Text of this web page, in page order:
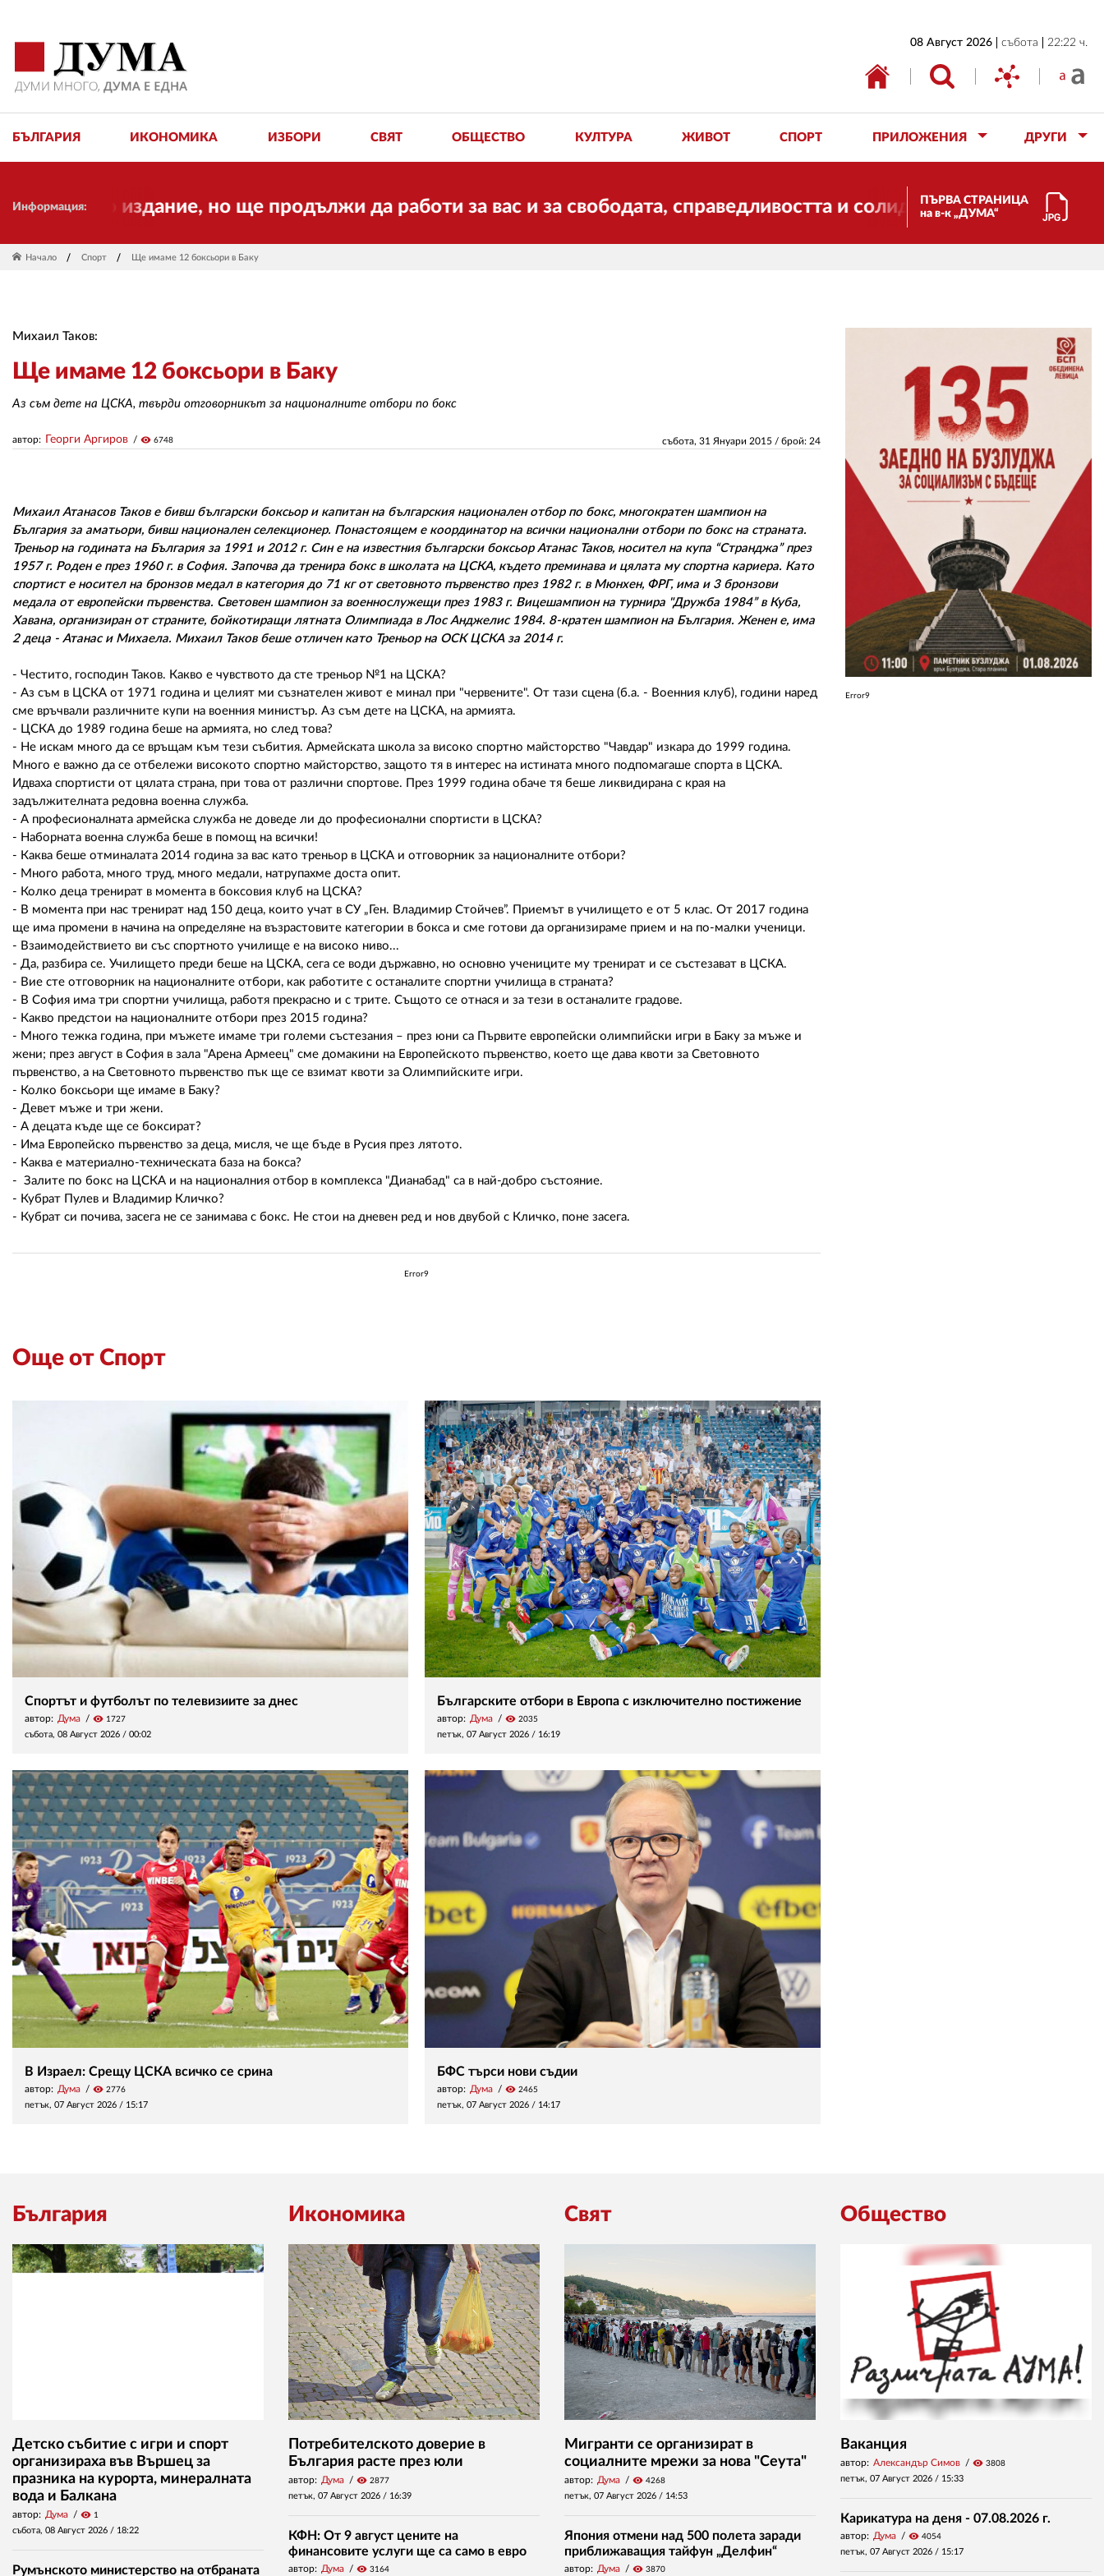
08 Август 2026 събота 22:22 ч.
БЪЛГАРИЯ ИКОНОМИКА ИЗБОРИ СВЯТ ОБЩЕСТВО КУЛТУРА ЖИВОТ СПОРТ ПРИЛОЖЕНИЯ ДРУГИ
Информация:
издание, но ще продължи да работи за вас и за свободата, справедливостта и солидарността. Благодарим ви
ПЪРВА СТРАНИЦА
на в-к „ДУМА“
Начало Спорт Ще имаме 12 боксьори в Баку
Михаил Таков:
Ще имаме 12 боксьори в Баку
Аз съм дете на ЦСКА, твърди отговорникът за националните отбори по бокс
събота, 31 Януари 2015 / брой: 24
автор: Георги Аргиров visibility 6748
Михаил Атанасов Таков е бивш български боксьор и капитан на българския национален отбор по бокс, многократен шампион на
България за аматьори, бивш национален селекционер. Понастоящем е координатор на всички национални отбори по бокс на страната.
Треньор на годината на България за 1991 и 2012 г. Син е на известния български боксьор Атанас Таков, носител на купа “Странджа” през
1957 г. Роден е през 1960 г. в София. Започва да тренира бокс в школата на ЦСКА, където преминава и цялата му спортна кариера. Като
спортист е носител на бронзов медал в категория до 71 кг от световното първенство през 1982 г. в Мюнхен, ФРГ, има и 3 бронзови
медала от европейски първенства. Световен шампион за военнослужещи през 1983 г. Вицешампион на турнира "Дружба 1984” в Куба,
Хавана, организиран от страните, бойкотиращи лятната Олимпиада в Лос Анджелис 1984. 8-кратен шампион на България. Женен е, има
2 деца - Атанас и Михаела. Михаил Таков беше отличен като Треньор на ОСК ЦСКА за 2014 г.
- Честито, господин Таков. Какво е чувството да сте треньор №1 на ЦСКА?
- Аз съм в ЦСКА от 1971 година и целият ми съзнателен живот е минал при "червените". От тази сцена (б.а. - Военния клуб), години наред
сме връчвали различните купи на военния министър. Аз съм дете на ЦСКА, на армията.
- ЦСКА до 1989 година беше на армията, но след това?
- Не искам много да се връщам към тези събития. Армейската школа за високо спортно майсторство "Чавдар" изкара до 1999 година.
Много е важно да се отбележи високото спортно майсторство, защото тя в интерес на истината много подпомагаше спорта в ЦСКА.
Идваха спортисти от цялата страна, при това от различни спортове. През 1999 година обаче тя беше ликвидирана с края на
задължителната редовна военна служба.
- А професионалната армейска служба не доведе ли до професионални спортисти в ЦСКА?
- Наборната военна служба беше в помощ на всички!
- Каква беше отминалата 2014 година за вас като треньор в ЦСКА и отговорник за националните отбори?
- Много работа, много труд, много медали, натрупахме доста опит.
- Колко деца тренират в момента в боксовия клуб на ЦСКА?
- В момента при нас тренират над 150 деца, които учат в СУ „Ген. Владимир Стойчев”. Приемът в училището е от 5 клас. От 2017 година
ще има промени в начина на определяне на възрастовите категории в бокса и сме готови да организираме прием и на по-малки ученици.
- Взаимодействието ви със спортното училище е на високо ниво...
- Да, разбира се. Училището преди беше на ЦСКА, сега се води държавно, но основно учениците му тренират и се състезават в ЦСКА.
- Вие сте отговорник на националните отбори, как работите с останалите спортни училища в страната?
- В София има три спортни училища, работя прекрасно и с трите. Същото се отнася и за тези в останалите градове.
- Какво предстои на националните отбори през 2015 година?
- Много тежка година, при мъжете имаме три големи състезания – през юни са Първите европейски олимпийски игри в Баку за мъже и
жени; през август в София в зала "Арена Армеец" сме домакини на Европейското първенство, което ще дава квоти за Световното
първенство, а на Световното първенство пък ще се взимат квоти за Олимпийските игри.
- Колко боксьори ще имаме в Баку?
- Девет мъже и три жени.
- А децата къде ще се боксират?
- Има Европейско първенство за деца, мисля, че ще бъде в Русия през лятото.
- Каква е материално-техническата база на бокса?
- Залите по бокс на ЦСКА и на националния отбор в комплекса "Дианабад" са в най-добро състояние.
- Кубрат Пулев и Владимир Кличко?
- Кубрат си почива, засега не се занимава с бокс. Не стои на дневен ред и нов двубой с Кличко, поне засега.
Error9
Още от Спорт
Спортът и футболът по телевизиите за днес
автор: Дума visibility 1727
събота, 08 Август 2026 / 00:02
Българските отбори в Европа с изключително постижение
автор: Дума visibility 2035
петък, 07 Август 2026 / 16:19
В Израел: Срещу ЦСКА всичко се срина
автор: Дума visibility 2776
петък, 07 Август 2026 / 15:17
БФС търси нови съдии
автор: Дума visibility 2465
петък, 07 Август 2026 / 14:17
Error9
България
Детско събитие с игри и спорт
организираха във Вършец за
празника на курорта, минералната
вода и Балкана
автор: Дума visibility 1
събота, 08 Август 2026 / 18:22
Румънското министерство на отбраната
Икономика
Потребителското доверие в
България расте през юли
автор: Дума visibility 2877
петък, 07 Август 2026 / 16:39
КФН: От 9 август цените на
финансовите услуги ще са само в евро
автор: Дума visibility 3164
Свят
Мигранти се организират в
социалните мрежи за нова "Сеута"
автор: Дума visibility 4268
петък, 07 Август 2026 / 14:53
Япония отмени над 500 полета заради
приближаващия тайфун „Делфин“
автор: Дума visibility 3870
Общество
Ваканция
автор: Александър Симов visibility 3808
петък, 07 Август 2026 / 15:33
Карикатура на деня - 07.08.2026 г.
автор: Дума visibility 4054
петък, 07 Август 2026 / 15:17
ИКОНОМИКА
ОБЩЕСТВО
АВТОРИ
РЕДАКЦИЯ
РЕКЛАМА
АБОНАМЕНТ
УСЛОВИЯ ЗА ПОЛЗВАНЕ
ПОЛИТИКА ЗА БИСКВИТКИТЕ
ПОЛИТИКАТА ЗА